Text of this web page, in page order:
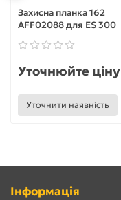
Захисна планка 162
AFF02088 для ES 300
Уточнюйте ціну
Уточнити наявність
Інформація